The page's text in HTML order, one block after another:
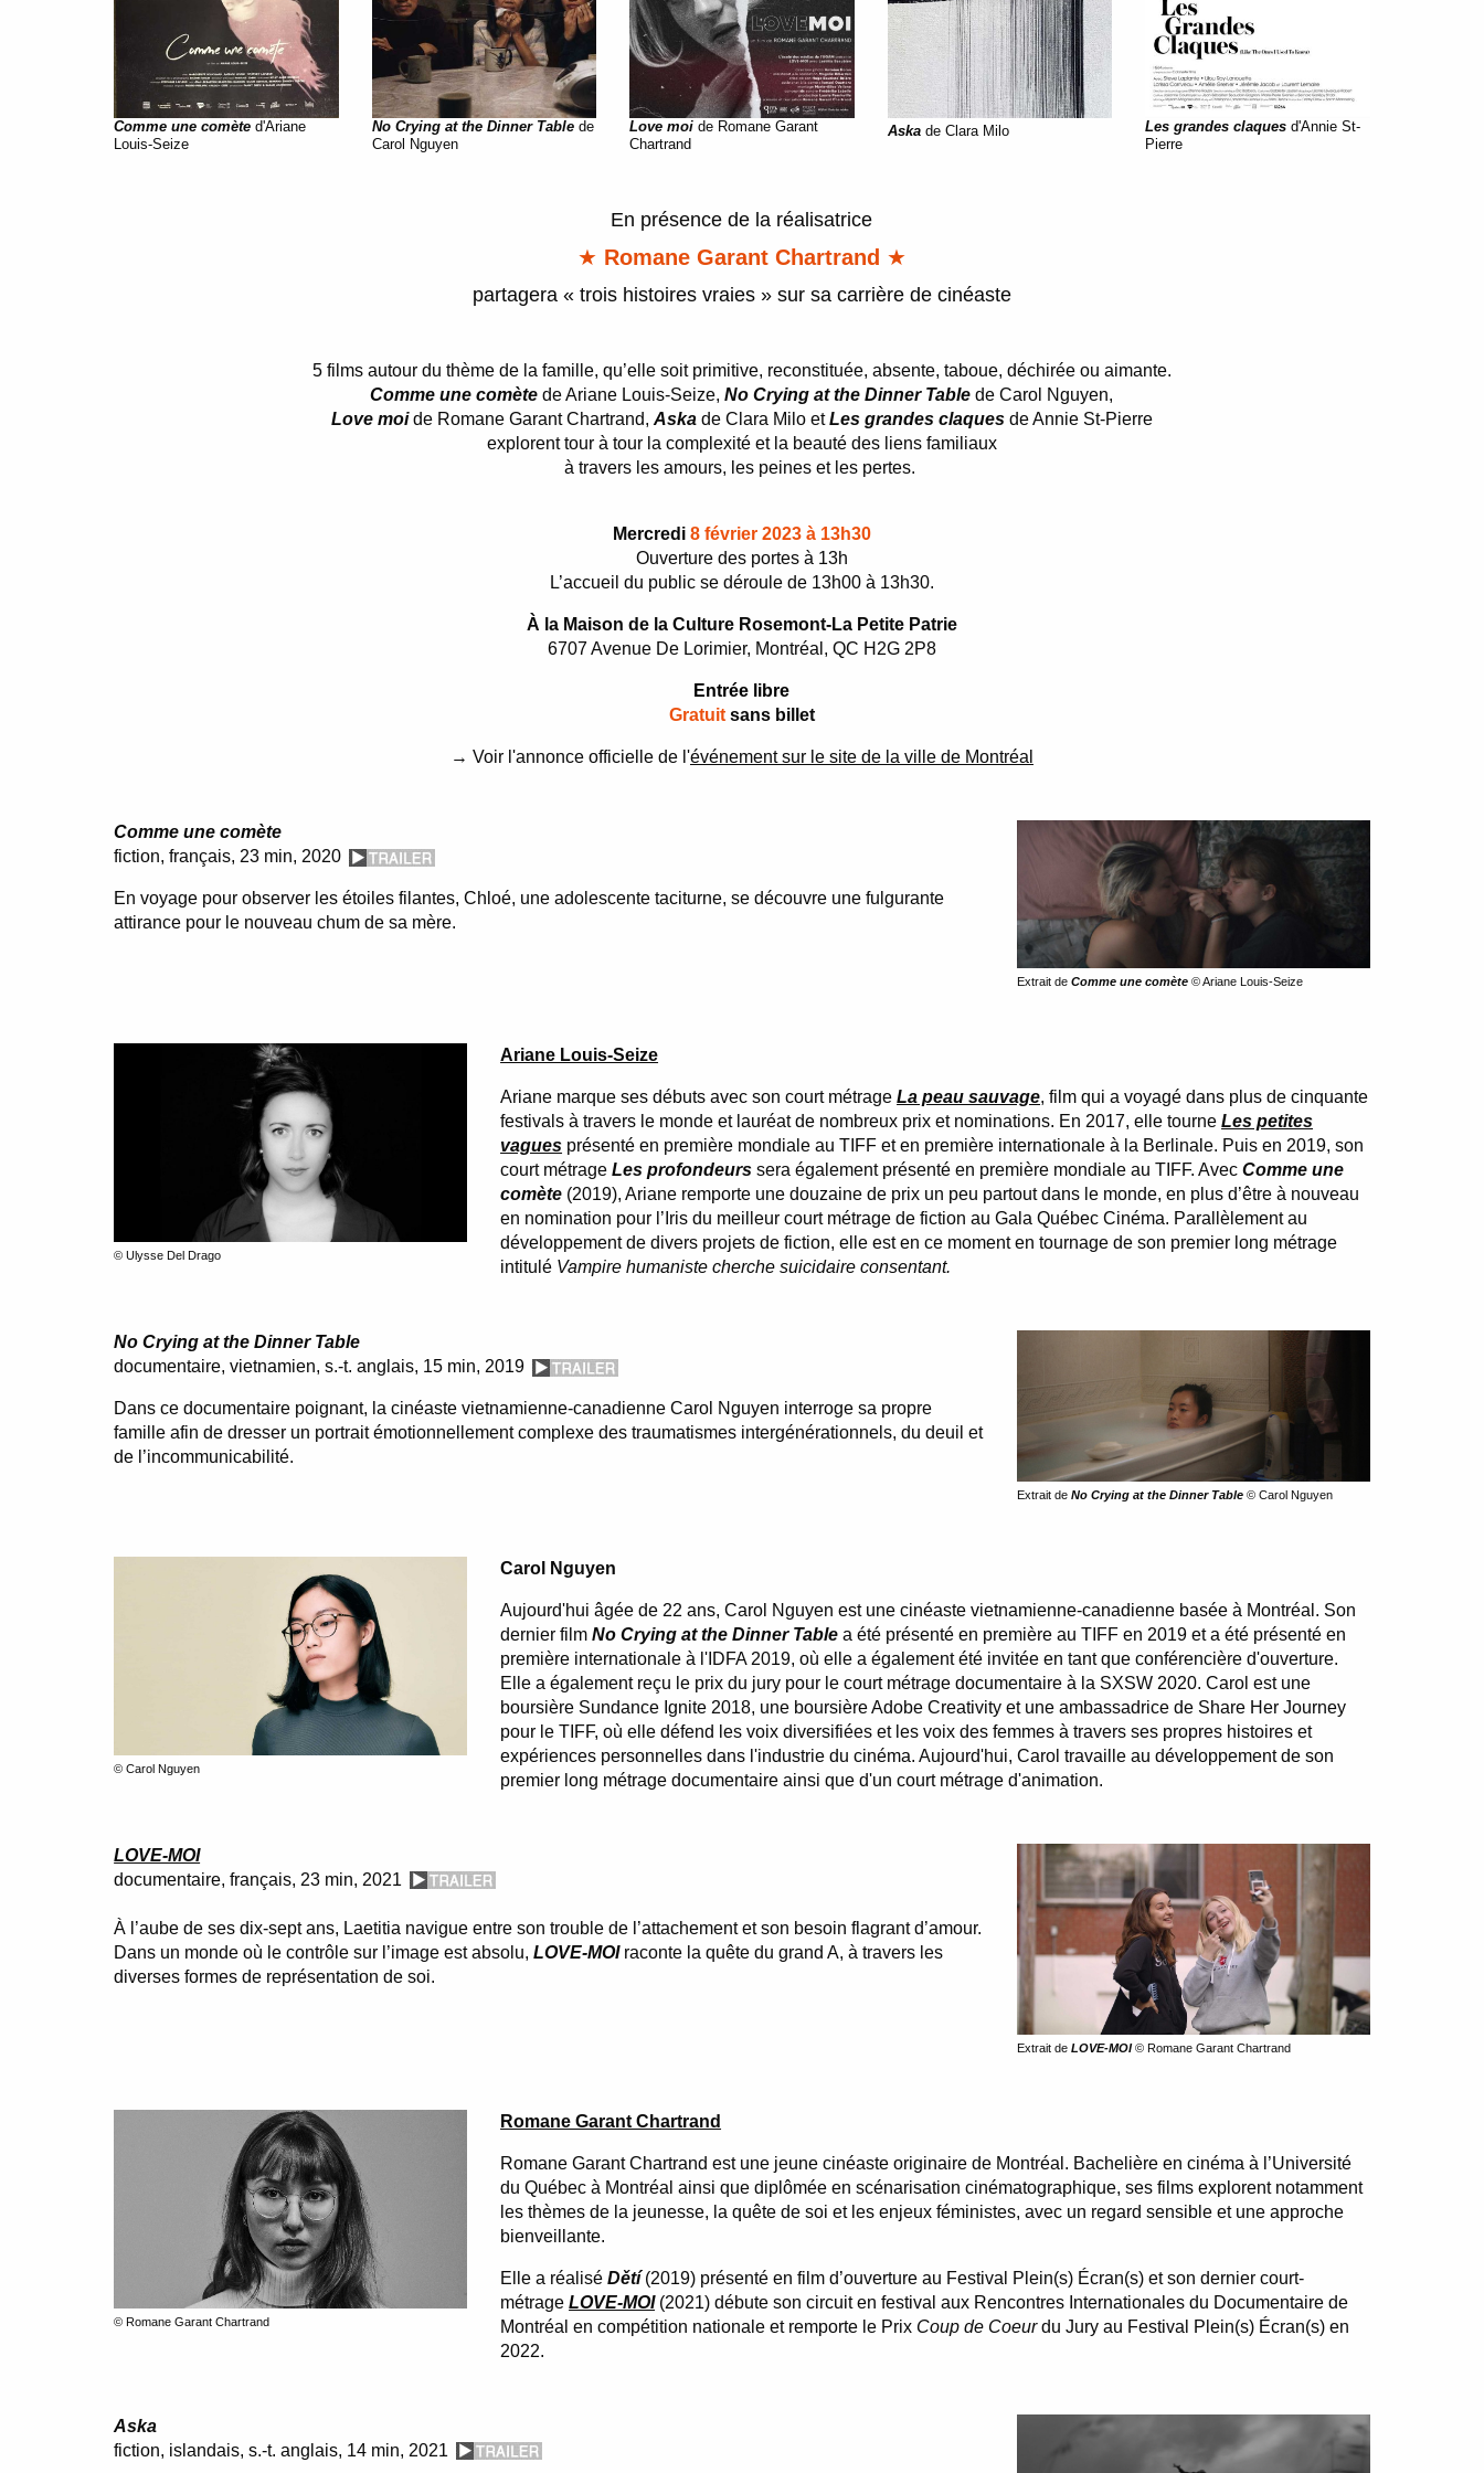
Comme une comète d'Ariane
Louis-Seize
No Crying at the Dinner Tablede
Carol Nguyen
Love moi de Romane Garant
Chartrand
Askade Clara Milo Les grandes claques d'Annie St-
Pierre
En présence de la réalisatrice
★ Romane Garant Chartrand ★
partagera « trois histoires vraies » sur sa carrière de cinéaste
5 films autour du thème de la famille, qu’elle soit primitive, reconstituée, absente, taboue, déchirée ou aimante.
Comme une comète de Ariane Louis-Seize,No Crying at the Dinner Table de Carol Nguyen,
Love moi de Romane Garant Chartrand, Askade Clara Milo etLes grandes claquesde Annie St-Pierre
explorent tour à tour la complexité et la beauté des liens familiaux
à travers les amours, les peines et les pertes.
Mercredi 8 février 2023 à 13h30
Ouverture des portes à 13h
L’accueil du public se déroule de 13h00 à 13h30.
À la Maison de la Culture Rosemont-La Petite Patrie
6707 Avenue De Lorimier, Montréal, QC H2G 2P8
Entrée libre
Gratuitsans billet
→ Voir l'annonce officielle de l'événement sur le site de la ville de Montréal
Comme une comète
fiction, français, 23 min, 2020
En voyage pour observer les étoiles filantes, Chloé, une adolescente taciturne, se découvre une fulgurante
attirance pour le nouveau chum de sa mère.
Extrait de Comme une comète© Ariane Louis-Seize
© Ulysse Del Drago
Ariane Louis-Seize
Ariane marque ses débuts avec son court métrageLa peau sauvage, film qui a voyagé dans plus de cinquante
festivals à travers le monde et lauréat de nombreux prix et nominations. En 2017, elle tourneLes petites
vagues présenté en première mondiale au TIFF et en première internationale à la Berlinale. Puis en 2019, son
court métrageLes profondeurs sera également présenté en première mondiale au TIFF. AvecComme une
comète (2019), Ariane remporte une douzaine de prix un peu partout dans le monde, en plus d’être à nouveau
en nomination pour l’Iris du meilleur court métrage de fiction au Gala Québec Cinéma. Parallèlement au
développement de divers projets de fiction, elle est en ce moment en tournage de son premier long métrage
intitulé Vampire humaniste cherche suicidaire consentant.
No Crying at the Dinner Table
documentaire, vietnamien, s.-t. anglais, 15 min, 2019
Dans ce documentaire poignant, la cinéaste vietnamienne-canadienne Carol Nguyen interroge sa propre
famille afin de dresser un portrait émotionnellement complexe des traumatismes intergénérationnels, du deuil et
de l’incommunicabilité.
Extrait de No Crying at the Dinner Table © Carol Nguyen
© Carol Nguyen
Carol Nguyen
Aujourd'hui âgée de 22 ans, Carol Nguyen est une cinéaste vietnamienne-canadienne basée à Montréal. Son
dernier filmNo Crying at the Dinner Table a été présenté en première au TIFF en 2019 et a été présenté en
première internationale à l'IDFA 2019, où elle a également été invitée en tant que conférencière d'ouverture.
Elle a également reçu le prix du jury pour le court métrage documentaire à la SXSW 2020. Carol est une
boursière Sundance Ignite 2018, une boursière Adobe Creativity et une ambassadrice de Share Her Journey
pour le TIFF, où elle défend les voix diversifiées et les voix des femmes à travers ses propres histoires et
expériences personnelles dans l'industrie du cinéma. Aujourd'hui, Carol travaille au développement de son
premier long métrage documentaire ainsi que d'un court métrage d'animation.
LOVE-MOI
documentaire, français, 23 min, 2021
À l’aube de ses dix-sept ans, Laetitia navigue entre son trouble de l’attachement et son besoin flagrant d’amour.
Dans un monde où le contrôle sur l’image est absolu,LOVE-MOIraconte la quête du grand A, à travers les
diverses formes de représentation de soi.
Extrait de LOVE-MOI© Romane Garant Chartrand
© Romane Garant Chartrand
Romane Garant Chartrand
Romane Garant Chartrand est une jeune cinéaste originaire de Montréal. Bachelière en cinéma à l’Université
du Québec à Montréal ainsi que diplômée en scénarisation cinématographique, ses films explorent notamment
les thèmes de la jeunesse, la quête de soi et les enjeux féministes, avec un regard sensible et une approche
bienveillante.
Elle a réaliséDětí(2019) présenté en film d’ouverture au Festival Plein(s) Écran(s) et son dernier court-
métrage LOVE-MOI(2021) débute son circuit en festival aux Rencontres Internationales du Documentaire de
Montréal en compétition nationale et remporte le Prix Coup de Coeurdu Jury au Festival Plein(s) Écran(s) en
2022.
Aska
fiction, islandais, s.-t. anglais, 14 min, 2021